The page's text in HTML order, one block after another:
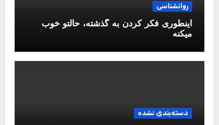
روانشناسی
اینطوری فکر کردن به گذشته، حالتو خوب
میکنه
دسته‌بندی نشده